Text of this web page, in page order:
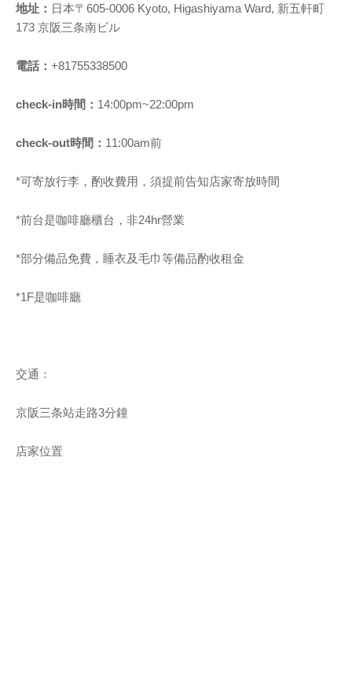
地址： 日本〒605-0006 Kyoto, Higashiyama Ward, 新五軒町
173 京阪三条南ビル
電話： +81755338500
check-in時間： 14:00pm~22:00pm
check-out時間： 11:00am前
*可寄放行李，酌收費用，須提前告知店家寄放時間
*前台是咖啡廳櫃台，非24hr營業
*部分備品免費，睡衣及毛巾等備品酌收租金
*1F是咖啡廳
交通：
京阪三条站走路3分鐘
店家位置